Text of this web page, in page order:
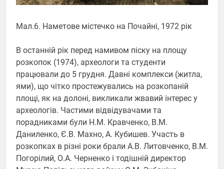
Мал.6. Наметове містечко на Почайні, 1972 рік
В останній рік перед намивом піску на площу
розкопок (1974), археологи та студенти
працювали до 5 грудня. Давні комплекси (житла,
ями), що чітко простежувались на розкопаній
площі, як на долоні, викликали жвавий інтерес у
археологів. Частими відвідувачами та
порадниками були Н.М. Кравченко, В.М.
Даниленко, Є.В. Махно, А. Кубишев. Участь в
розкопках в різні роки брали А.В. Литовченко, В.М.
Погорілий, О.А. Черненко і тодішній директор